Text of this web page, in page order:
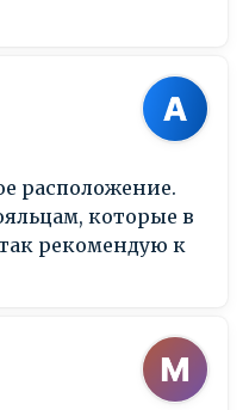
расположение.
которые в
рекомендую к